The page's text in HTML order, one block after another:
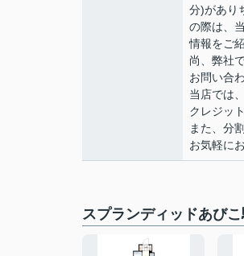
分)があり
の際は、
情報をご
尚、弊社
お問い合
当店では
クレジッ
また、分
お気軽に
スプランディッドあび